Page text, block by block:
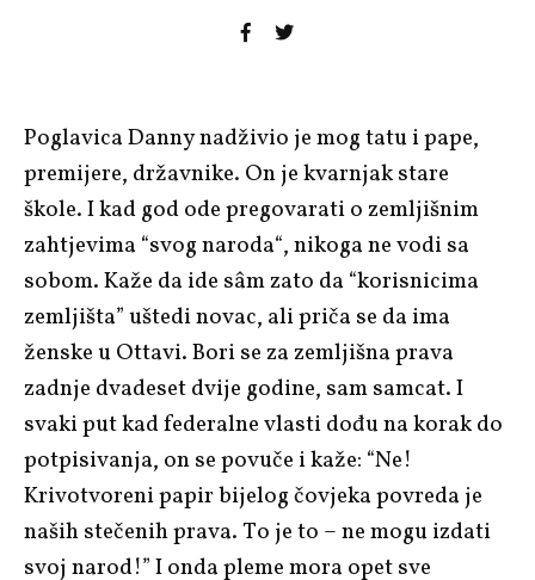
Poglavica Danny nadživio je mog tatu i pape,
premijere, državnike. On je kvarnjak stare
škole. I kad god ode pregovarati o zemljišnim
zahtjevima “svog naroda“, nikoga ne vodi sa
sobom. Kaže da ide sâm zato da “korisnicima
zemljišta” uštedi novac, ali priča se da ima
ženske u Ottavi. Bori se za zemljišna prava
zadnje dvadeset dvije godine, sam samcat. I
svaki put kad federalne vlasti dođu na korak do
potpisivanja, on se povuče i kaže: “Ne!
Krivotvoreni papir bijelog čovjeka povreda je
naših stečenih prava. To je to – ne mogu izdati
svoj narod!” I onda pleme mora opet sve